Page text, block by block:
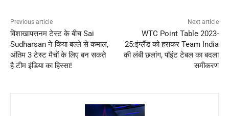
Previous article
विशाखापत्तनम टेस्ट के बीच Sai
Sudharsan ने किया बल्ले से कमाल,
अंतिम 3 टेस्ट मैचों के लिए बन सकते
है टीम इंडिया का हिस्सा!
Next article
WTC Point Table 2023-
25:इंग्लैंड को हराकर Team India
की लंबी छलांग, पॉइंट टेबल का बदला
समीकरण